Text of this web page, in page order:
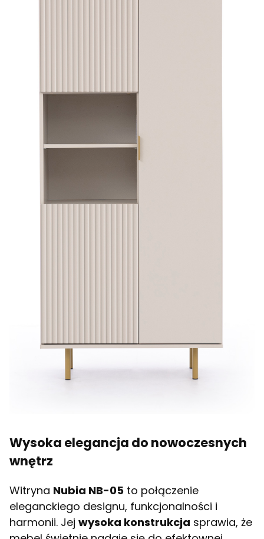
Wysoka elegancja do nowoczesnych
wnętrz
Witryna Nubia NB-05 to połączenie
eleganckiego designu, funkcjonalności i
harmonii. Jej wysoka konstrukcja sprawia, że